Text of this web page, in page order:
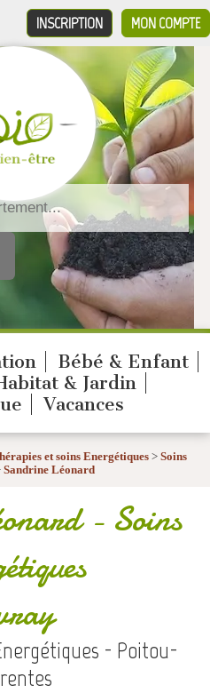
MON COMPTE
INSCRIPTION
Bébé & Enfant
& Jardin
Vacances
et soins Energétiques > Soins
Sandrine Léonard
- Soins
- Poitou-